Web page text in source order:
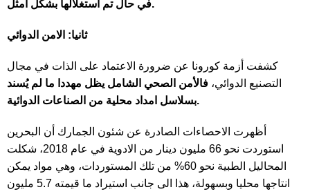
في حال تم استغلالها بشكل أمثل.
ثانيا: الامن الدوائي
كشفت أزمة كورونا عن ضرورة الاعتماد على الذات في مجال
التصنيع الدوائي، فالأمن الصحي الشامل يظل مهددا ما لم يُسند
بسلاسل امداد محلية من الصناعات الدوائية.
أظهرت الاحصاءات الصادرة عن شئون الجمارك أن البحرين
استوردت نحو 66 مليون دينار من الادوية في عام 2018، شكلت
المحاليل الطبية نحو 60% من تلك المستوردات، وهي مواد يمكن
انتاجها محليا وبسهولة، هذا الى جانب استيراد ما قيمته 5.7 مليون